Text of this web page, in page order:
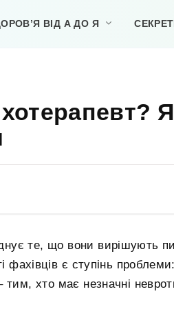
ВІД А ДО Я
те, що вони вирішують
фахівців є ступінь
хто має незначні